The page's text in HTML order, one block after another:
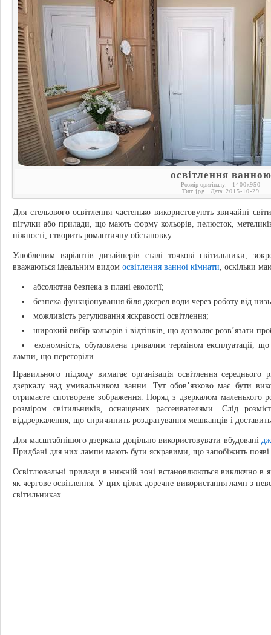
освітлення ванною
Розмір оригіналу: 1400x950
Тип: jpg Дата: 2015-10-29
Для стельового освітлення частенько використовують звичайні
пігулки або прилади, що мають форму кольорів, пелюсток,
ніжності, створить романтичну обстановку.
Улюбленим варіантів дизайнерів сталі точкові світильники,
вважаються ідеальним видом освітлення ванної кімнати, оскільки
абсолютна безпека в плані екології;
безпека функціонування біля джерел води через роботу від
можливість регулювання яскравості освітлення;
широкий вибір кольорів і відтінків, що дозволяє розв’язати
економність, обумовлена тривалим терміном експлуатації, що
лампи, що перегоріли.
Правильного підходу вимагає організація освітлення
дзеркалу над умивальником ванни. Тут обов’язково має бути
отримаєте спотворене зображення. Поряд з дзеркалом маленького
розміром світильників, оснащених рассеивателями. Слід
віддзеркалення, що спричинить роздратування мешканців і
Для масштабнішого дзеркала доцільно використовувати вбудовані
Придбані для них лампи мають бути яскравими, що запобіжить появі
Освітлювальні прилади в нижній зоні встановлюються виключно в
як чергове освітлення. У цих цілях доречне використання ламп з
світильниках.